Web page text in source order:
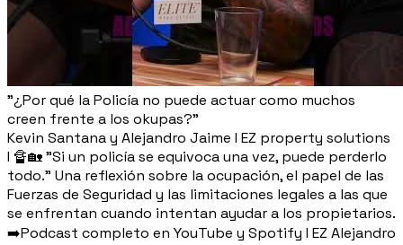
"¿Por qué la Policía no puede actuar como muchos
creen frente a los okupas?"
Kevin Santana y Alejandro Jaime I EZ property solutions
I 🔏🏡 "Si un policía se equivoca una vez, puede perderlo
todo." Una reflexión sobre la ocupación, el papel de las
Fuerzas de Seguridad y las limitaciones legales a las que
se enfrentan cuando intentan ayudar a los propietarios.
➡️Podcast completo en YouTube y Spotify I EZ Alejandro